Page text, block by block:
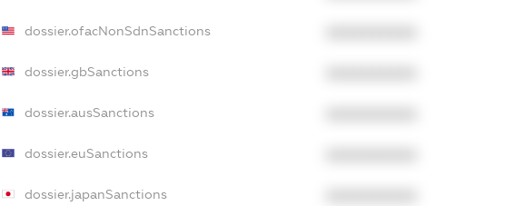
dossier.ofacNonSdnSanctions
dossier.gbSanctions
dossier.ausSanctions
dossier.euSanctions
dossier.japanSanctions